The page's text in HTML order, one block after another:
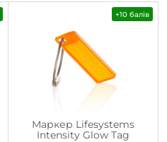
+10 балів
Маркер Lifesystems
Intensity Glow Tag